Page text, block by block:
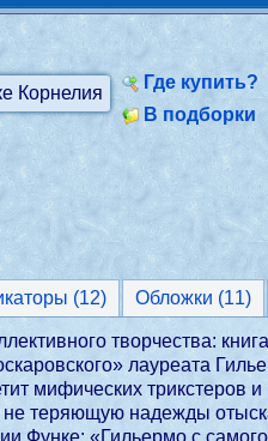
Где купить?
В подборки
Классификаторы (12) Обложки (11)
творчества:
лауреата
мифических
не теряющую надежды
Функе: «Гильермо с